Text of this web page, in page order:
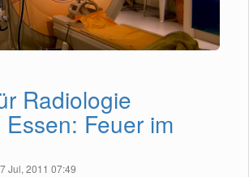
Radiologie
Essen: Feuer im
7 Jul, 2011 07:49